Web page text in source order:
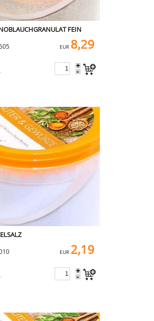
FEIN
EUR 8,29
+
-
EUR 2,19
+
-